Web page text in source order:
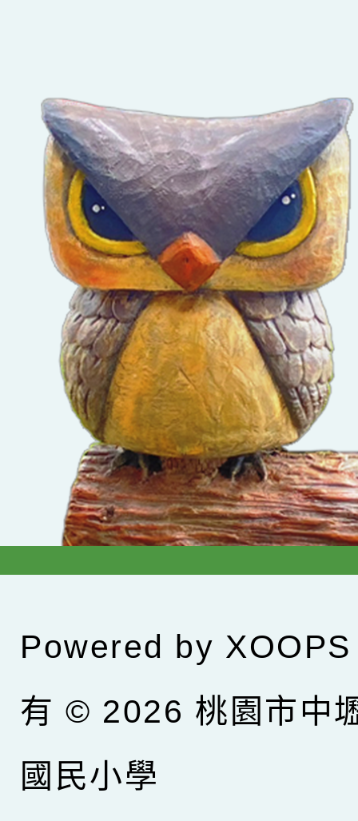
Powered by XOOPS
有 © 2026 桃園市中
國民小學